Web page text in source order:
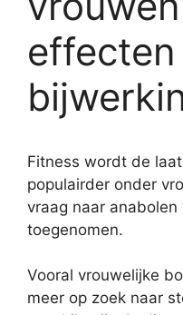
effecten
Fitness wordt de
populairder onder
vraag naar
toegenomen.
Vooral vrouwelijke
meer op zoek naar